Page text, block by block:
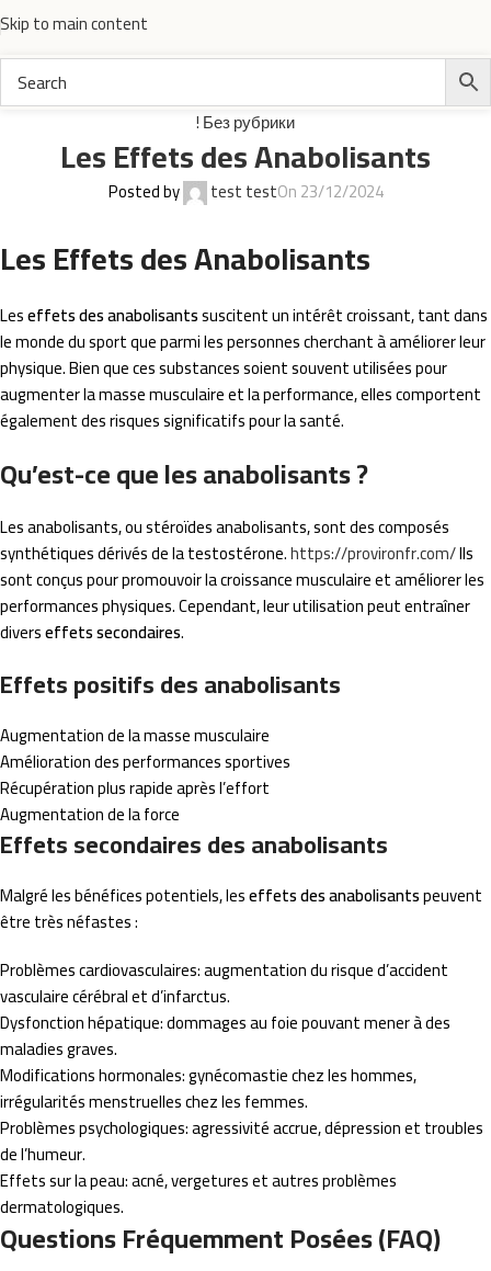
Skip to main content
! Без рубрики
Les Effets des Anabolisants
Posted by test testOn 23/12/2024
Les Effets des Anabolisants
Leseffets des anabolisantssuscitent un intérêt croissant, tant dans
le monde du sport que parmi les personnes cherchant à améliorer leur
physique. Bien que ces substances soient souvent utilisées pour
augmenter la masse musculaire et la performance, elles comportent
également des risques significatifs pour la santé.
Qu’est-ce que les anabolisants ?
Les anabolisants, ou stéroïdes anabolisants, sont des composés
synthétiques dérivés de la testostérone.https://provironfr.com/Ils
sont conçus pour promouvoir la croissance musculaire et améliorer les
performances physiques. Cependant, leur utilisation peut entraîner
diverseffets secondaires.
Effets positifs des anabolisants
Augmentation de la masse musculaire
Amélioration des performances sportives
Récupération plus rapide après l’effort
Augmentation de la force
Effets secondaires des anabolisants
Malgré les bénéfices potentiels, leseffets des anabolisantspeuvent
être très néfastes :
Problèmes cardiovasculaires: augmentation du risque d’accident
vasculaire cérébral et d’infarctus.
Dysfonction hépatique: dommages au foie pouvant mener à des
maladies graves.
Modifications hormonales: gynécomastie chez les hommes,
irrégularités menstruelles chez les femmes.
Problèmes psychologiques: agressivité accrue, dépression et troubles
de l’humeur.
Effets sur la peau: acné, vergetures et autres problèmes
dermatologiques.
Questions Fréquemment Posées (FAQ)